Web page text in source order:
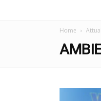
Home